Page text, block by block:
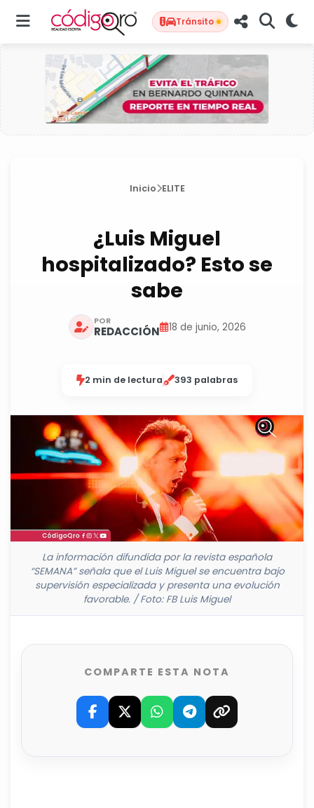
Tránsito
Inicio ELITE
¿Luis Miguel
hospitalizado? Esto se
sabe
POR
REDACCIÓN 18 de junio, 2026
2 min de lectura 393 palabras
La información difundida por la revista española
“SEMANA” señala que el Luis Miguel se encuentra bajo
supervisión especializada y presenta una evolución
favorable. / Foto: FB Luis Miguel
COMPARTE ESTA NOTA